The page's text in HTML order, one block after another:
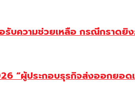
บความช่วยเหลือ กรณีกราดยิ
“ผู้ประกอบธุรกิจส่งออกย